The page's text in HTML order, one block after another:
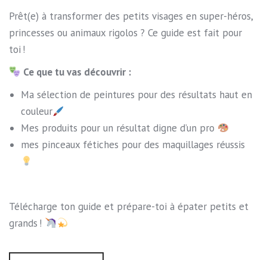
Prêt(e) à transformer des petits visages en super-héros,
princesses ou animaux rigolos ? Ce guide est fait pour
toi !
Ce que tu vas découvrir :
Ma sélection de peintures pour des résultats haut en
couleur
Mes produits pour un résultat digne d’un pro
mes pinceaux fétiches pour des maquillages réussis
Télécharge ton guide et prépare-toi à épater petits et
grands !